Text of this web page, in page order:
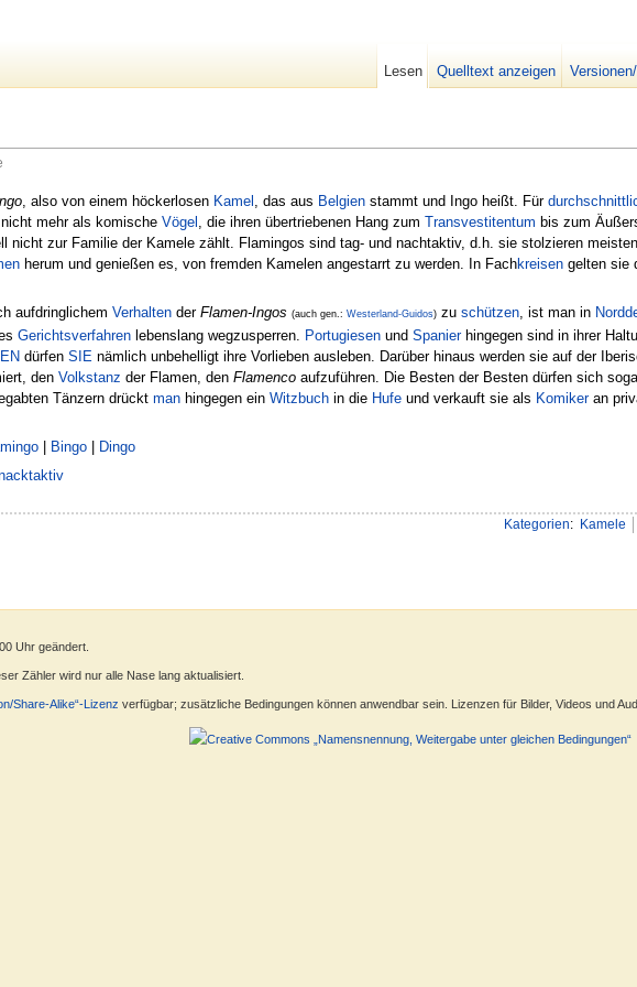
, also von einem höckerlosen Kamel , das aus Belgien stammt und Ingo heißt. Für
mehr als komische Vögel , die ihren übertriebenen Hang zum Transvestitentum bis zum
nicht zur Familie der Kamele zählt. Flamingos sind tag- und nachtaktiv, d.h. sie stolzieren
herum und genießen es, von fremden Kamelen angestarrt zu werden. In Fachkreisen gelten sie
aufdringlichem Verhalten der Flamen-Ingos (auch gen.: Westerland-Guidos) zu schützen , ist man in
Gerichtsverfahren lebenslang wegzusperren. Portugiesen und Spanierhingegen sind in ihrer
dürfen SIE nämlich unbehelligt ihre Vorlieben ausleben. Darüber hinaus werden sie auf der
den Volkstanz der Flamen, den Flamenco aufzuführen. Die Besten der Besten dürfen sich
Tänzern drückt man hingegen ein Witzbuch in die Hufe und verkauft sie als Komikeran
Bingo
Dingo
Kategorien: Kamele
Lesen Quelltext anzeigen
Uhr geändert.
Zähler wird nur alle Nase lang aktualisiert.
Share-Alike“-Lizenz verfügbar; zusätzliche Bedingungen können anwendbar sein. Lizenzen für Bilder, Videos und